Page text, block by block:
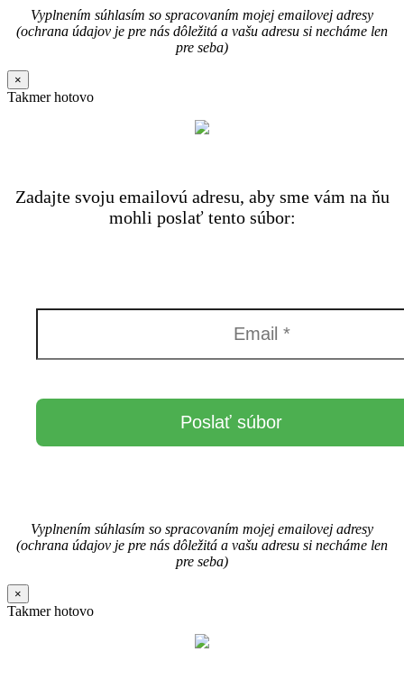
Vyplnením súhlasím so spracovaním mojej emailovej adresy
(ochrana údajov je pre nás dôležitá a vašu adresu si necháme len
pre seba)
×
Takmer hotovo
Zadajte svoju emailovú adresu, aby sme vám na ňu
mohli poslať tento súbor:
Vyplnením súhlasím so spracovaním mojej emailovej adresy
(ochrana údajov je pre nás dôležitá a vašu adresu si necháme len
pre seba)
×
Takmer hotovo